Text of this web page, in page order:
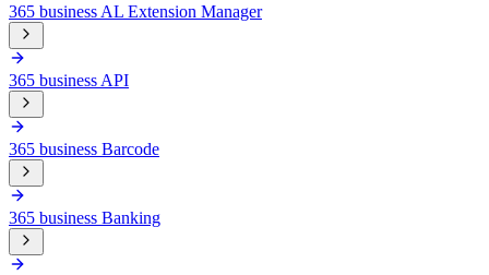
365 business AL Extension Manager
365 business API
365 business Barcode
365 business Banking